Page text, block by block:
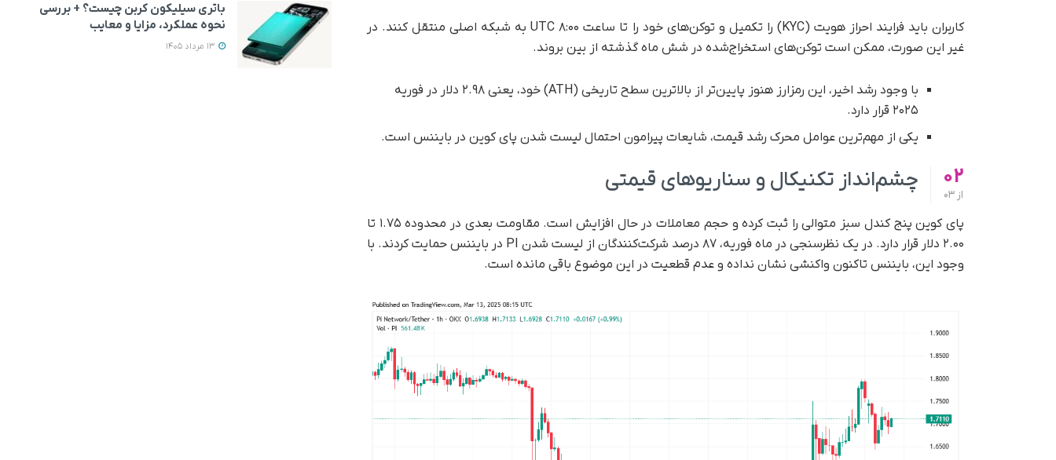
کاربران باید فرایند احراز هویت (KYC) را تکمیل و توکن‌های خود را تا ساعت ۸:۰۰ UTC به شبکه اصلی منتقل کنند. در
غیر این صورت، ممکن است توکن‌های استخراج‌شده در شش ماه گذشته از بین بروند.
با وجود رشد اخیر، این رمزارز هنوز پایین‌تر از بالاترین سطح تاریخی (ATH) خود، یعنی ۲.۹۸ دلار در فوریه
۲۰۲۵ قرار دارد.
یکی از مهم‌ترین عوامل محرک رشد قیمت، شایعات پیرامون احتمال لیست شدن پای کوین در بایننس است.
02
از
چشم‌انداز تکنیکال و سناریوهای قیمتی
پای کوین پنج کندل سبز متوالی را ثبت کرده و حجم معاملات در حال افزایش است. مقاومت بعدی در محدوده ۱.۷۵ تا
۲.۰۰ دلار قرار دارد. در یک نظرسنجی در ماه فوریه، ۸۷ درصد شرکت‌کنندگان از لیست شدن PI در بایننس حمایت کردند. با
وجود این‌، بایننس تاکنون واکنشی نشان نداده و عدم قطعیت در این موضوع باقی مانده است.
باتری سیلیکون کربن چیست؟ + بررسی
نحوه عملکرد، مزایا و معایب